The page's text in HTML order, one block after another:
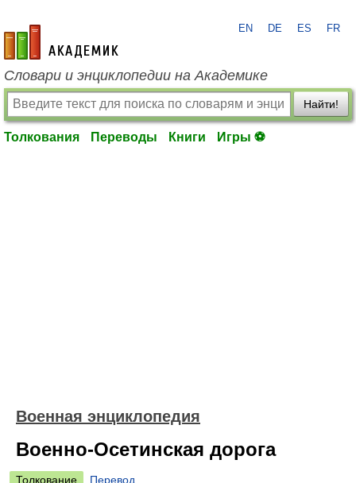
academic.ru
EN DE ES FR
Словари и энциклопедии на Академике
Найти!
Толкования Переводы Книги Игры ⚽
Военная энциклопедия
Военно-Осетинская дорога
Толкование
Перевод